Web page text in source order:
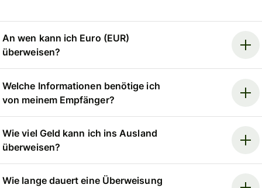
An wen kann ich Euro (EUR)
überweisen?
Welche Informationen benötige ich
von meinem Empfänger?
Wie viel Geld kann ich ins Ausland
überweisen?
Wie lange dauert eine Überweisung